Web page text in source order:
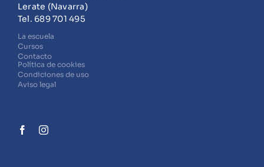
Lerate (Navarra)
Tel. 689 701 495
La escuela
Cursos
Contacto
Política de cookies
Condiciones de uso
Aviso legal